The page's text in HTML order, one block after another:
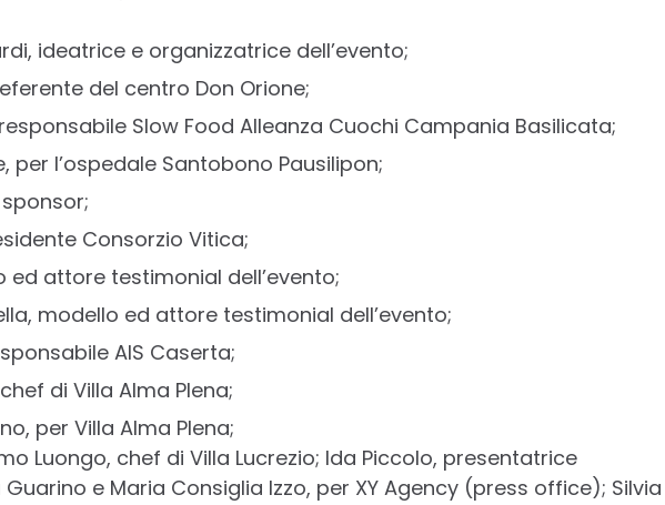
ideatrice e organizzatrice dell’evento;
del centro Don Orione;
Slow Food Alleanza Cuochi Campania Basilicata;
per l’ospedale Santobono Pausilipon;
Consorzio Vitica;
ed attore testimonial dell’evento;
modello ed attore testimonial dell’evento;
AIS Caserta;
di Villa Alma Plena;
per Villa Alma Plena;
Luongo, chef di Villa Lucrezio; Ida Piccolo, presentatrice
Guarino e Maria Consiglia Izzo, per XY Agency (press office);